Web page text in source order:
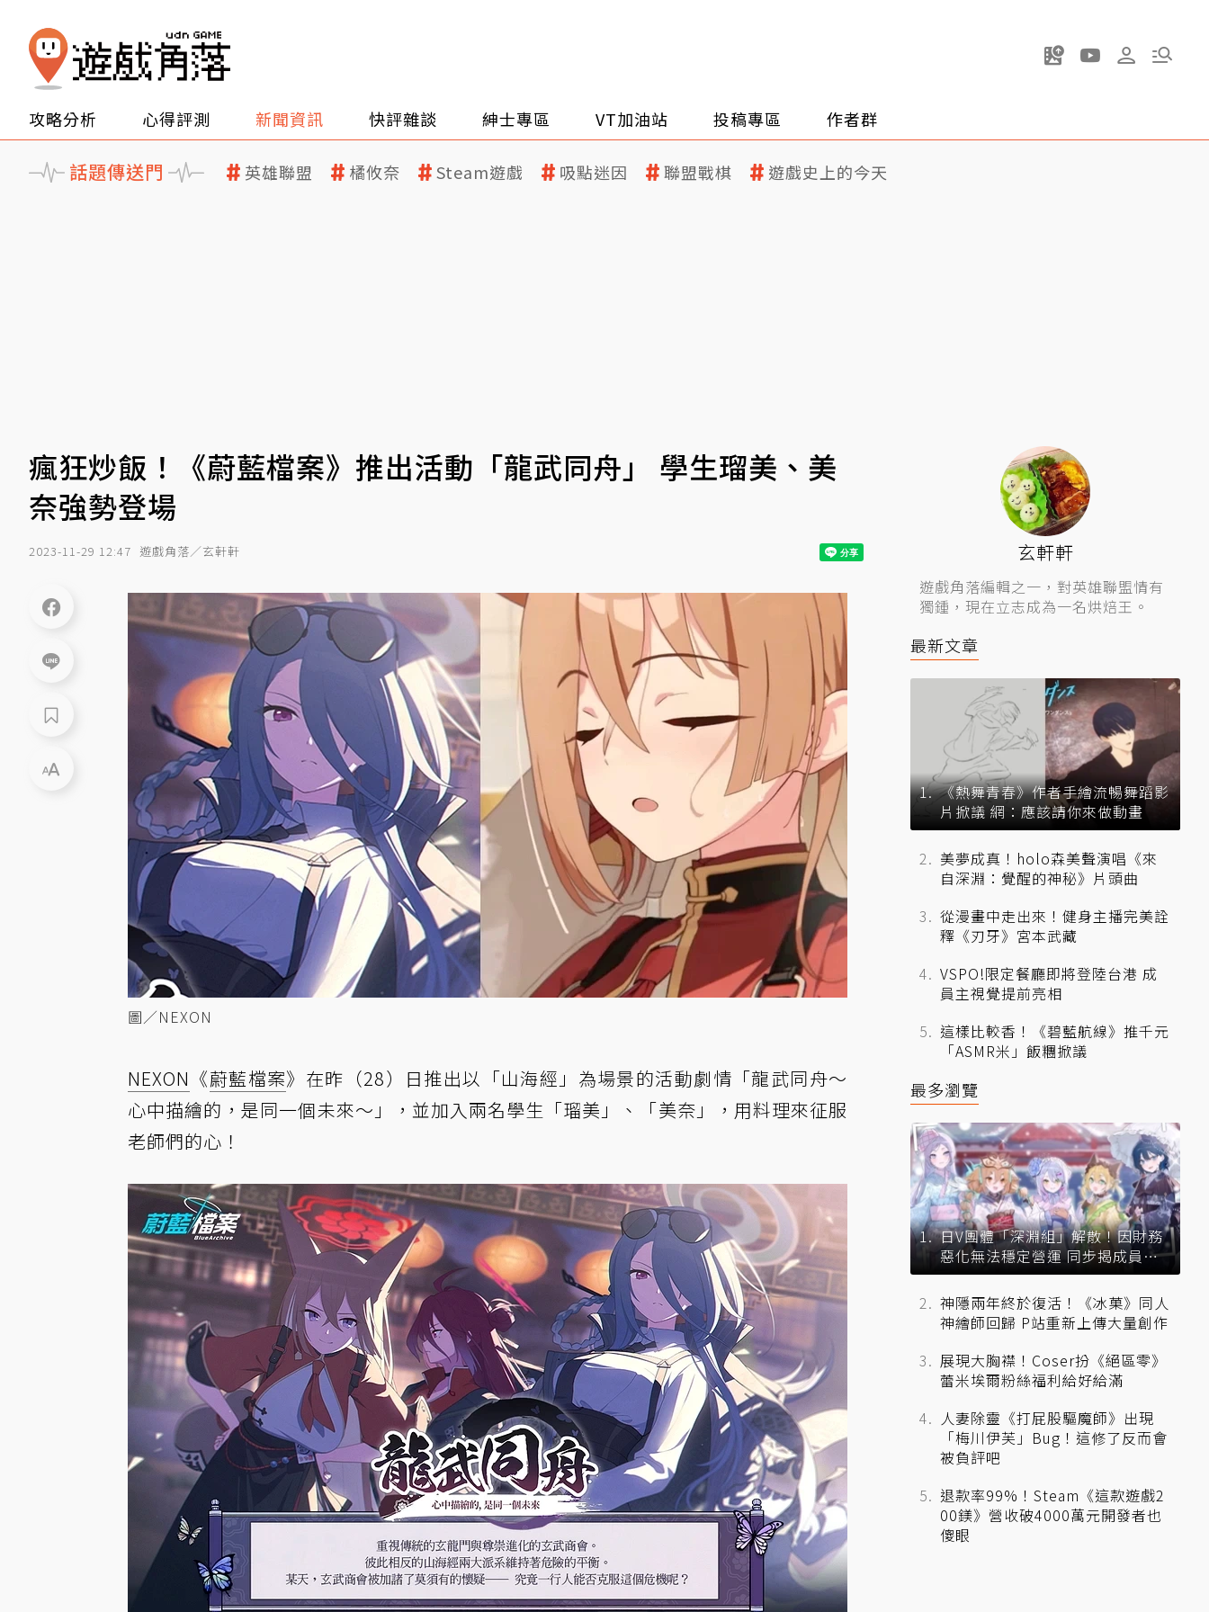
攻略分析 心得評測 新聞資訊 快評雜談 紳士專區 VT加油站 投稿專區 作者群
話題傳送門 英雄聯盟 橘攸奈 Steam遊戲 吸點迷因 聯盟戰棋 遊戲史上的今天
瘋狂炒飯！《蔚藍檔案》推出活動「龍武同舟」 學生瑠美、美
奈強勢登場
2023-11-29 12:47 遊戲角落／玄軒軒
圖／NEXON
NEXON 《蔚藍檔案》在昨（28）日推出以「山海經」為場景的活動劇情「龍武同舟～
心中描繪的，是同一個未來～」，並加入兩名學生「瑠美」、「美奈」，用料理來征服
老師們的心！
玄軒軒
遊戲角落編輯之一，對英雄聯盟情有
獨鍾，現在立志成為一名烘焙王。
最新文章
《熱舞青春》作者手繪流暢舞蹈影
片掀議 網：應該請你來做動畫
美夢成真！holo森美聲演唱《來
自深淵：覺醒的神秘》片頭曲
從漫畫中走出來！健身主播完美詮
釋《刃牙》宮本武藏
VSPO!限定餐廳即將登陸台港 成
員主視覺提前亮相
這樣比較香！《碧藍航線》推千元
「ASMR米」飯糰掀議
最多瀏覽
日V團體「深淵組」解散！因財務
惡化無法穩定營運 同步揭成員未
來去向
神隱兩年終於復活！《冰菓》同人
神繪師回歸 P站重新上傳大量創作
展現大胸襟！Coser扮《絕區零》
蕾米埃爾粉絲福利給好給滿
人妻除靈《打屁股驅魔師》出現
「梅川伊芙」Bug！這修了反而會
被負評吧
退款率99%！Steam《這款遊戲2
00鎂》營收破4000萬元開發者也
傻眼